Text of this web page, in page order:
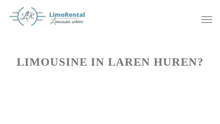
LIMOUSINE IN LAREN HUREN?